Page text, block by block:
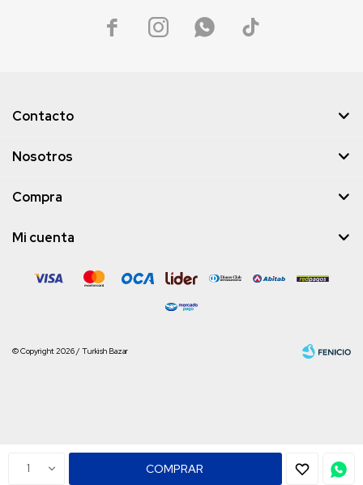
1 COMPRAR
   
Contacto
Nosotros
Compra
Mi cuenta
© Copyright 2026 / Turkish Bazar